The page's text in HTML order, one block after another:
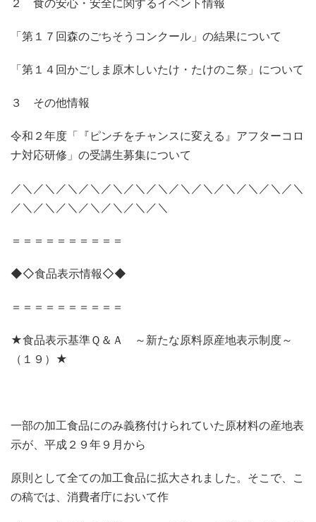
２ 食の安心・安全に関するイベント情報
「第１７回森のごちそうコンクール」の結果について
「第１４回かごしま原木しいたけ・たけのこ祭」について
３ その他情報
令和２年度「『ピンチをチャンスに変える』アフターコロ
ナ対応研修」の受講生募集について
／＼／＼／＼／＼／＼／＼／＼／＼／＼／＼／＼／＼／＼
／＼／＼／＼／＼／＼／＼／＼
＝＝＝＝＝＝＝＝＝＝
◆◇食品表示情報◇◆
＝＝＝＝＝＝＝＝＝＝
★食品表示基準Ｑ＆Ａ ～新たな原料原産地表示制度～
（１９）★
一部の加工食品にのみ義務付けられていた原材料の産地表
示が、平成２９年９月から
原則として全ての加工食品に拡大されました。そこで、こ
の稿では、消費者庁において作